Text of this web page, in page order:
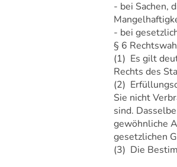
- bei Sachen,
- bei
§ 6
(1) Es gilt
Rechts des
(2)
Sie nicht
sind.
gewöhnliche
gesetzlichen
(3) Die